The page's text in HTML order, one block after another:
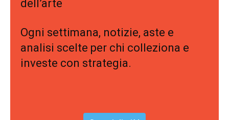
dell’arte
Ogni settimana, notizie, aste e
analisi scelte per chi colleziona e
investe con strategia.